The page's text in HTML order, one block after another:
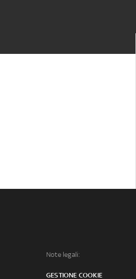
Note legali:
GESTIONE COOKIE